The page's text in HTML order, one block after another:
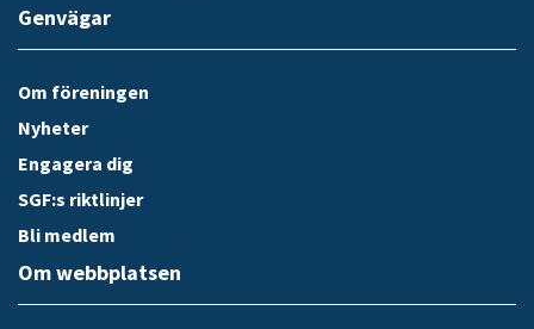
Genvägar
Om föreningen
Nyheter
Engagera dig
SGF:s riktlinjer
Bli medlem
Om webbplatsen